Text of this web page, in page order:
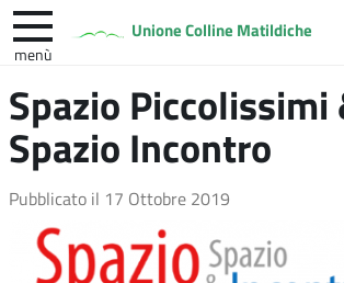
Unione Colline Matildiche
menù
nel
sito
Albinea Quattro Castella
Spazio Piccolissimi
Spazio Incontro
Pubblicato il 17 Ottobre 2019